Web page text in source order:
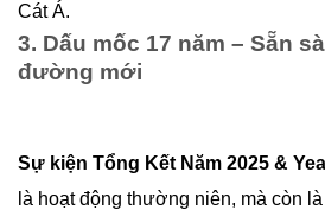
Cát Á.
3. Dấu mốc 17 năm – Sẵn
đường mới
Sự kiện Tổng Kết Năm 2025 &
là hoạt động thường niên, mà còn